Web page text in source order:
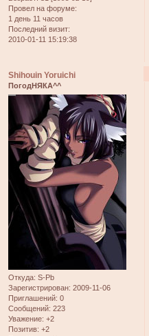
Провел на форуме:
1 день 11 часов
Последний визит:
2010-01-11 15:19:38
Shihouin Yoruichi
ПогодНЯКА^^
Откуда: S-Pb
Зарегистрирован: 2009-11-06
Приглашений: 0
Сообщений: 223
Уважение: +2
Позитив: +2